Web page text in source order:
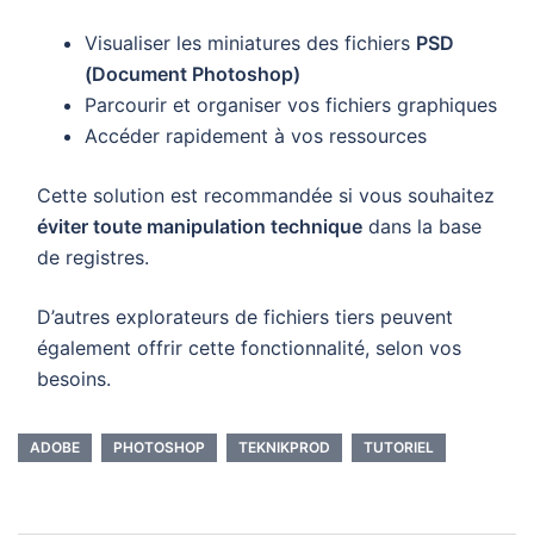
Visualiser les miniatures des fichiers PSD
(Document Photoshop)
Parcourir et organiser vos fichiers graphiques
Accéder rapidement à vos ressources
Cette solution est recommandée si vous souhaitez
éviter toute manipulation technique dans la base
de registres.
D’autres explorateurs de fichiers tiers peuvent
également offrir cette fonctionnalité, selon vos
besoins.
ADOBE PHOTOSHOP TEKNIKPROD TUTORIEL